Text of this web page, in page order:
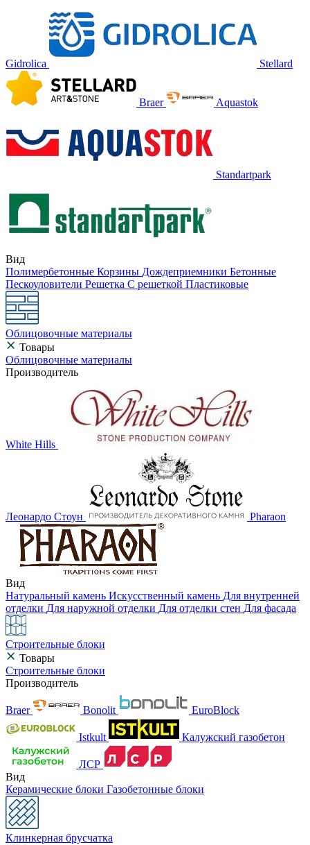
Gidrolica Stellard
Braer Aquastok
Standartpark
Вид
Полимербетонные Корзины Дождеприемники Бетонные
Пескоуловители Решетка С решеткой Пластиковые
Облицовочные материалы
Товары
Облицовочные материалы
Производитель
White Hills
Леонардо Стоун Pharaon
Вид
Натуральный камень Искусственный камень Для внутренней
отделки Для наружной отделки Для отделки стен Для фасада
Строительные блоки
Товары
Строительные блоки
Производитель
Braer Bonolit EuroBlock
Istkult Калужский газобетон
ЛСР
Вид
Керамические блоки Газобетонные блоки
Клинкерная брусчатка